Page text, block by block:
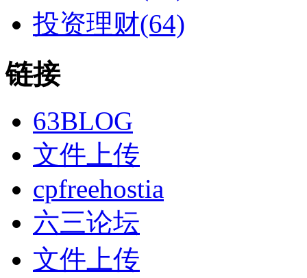
投资理财(64)
链接
63BLOG
文件上传
cpfreehostia
六三论坛
文件上传